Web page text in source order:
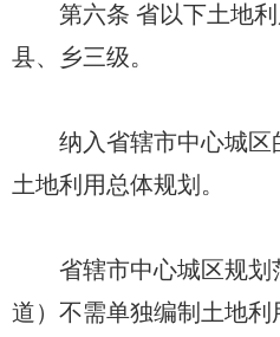
第六条 省以下土地利
县、乡三级。
纳入省辖市中心城区
土地利用总体规划。
省辖市中心城区规划
道）不需单独编制土地